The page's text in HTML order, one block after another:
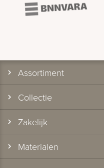
Assortiment
Collectie
Zakelijk
Materialen